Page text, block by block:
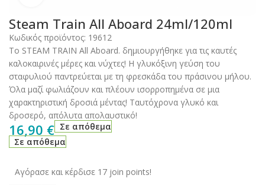
Steam Train All Aboard 24ml/120ml
Κωδικός προϊόντος: 19612
Το STEAM TRAIN All Aboard. δημιουργήθηκε για τις καυτές
καλοκαιρινές μέρες και νύχτες! Η γλυκόξινη γεύση του
σταφυλιού παντρεύεται με τη φρεσκάδα του πράσινου μήλου.
Όλα μαζί φωλιάζουν και πλέουν ισορροπημένα σε μια
χαρακτηριστική δροσιά μέντας! Ταυτόχρονα γλυκό και
δροσερό, απόλυτα απολαυστικό!
16,90 € Σε απόθεμα
Σε απόθεμα
Αγόρασε και κέρδισε 17 join points!